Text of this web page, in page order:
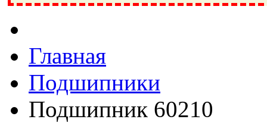
Ивантеевка, подшипники, пневматика, метизы, техника,
Главная
Подшипники
Подшипник 60210